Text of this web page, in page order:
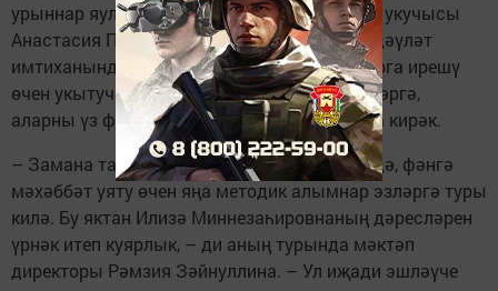
урыннар яулыйлар. Былтыр 11нче сыйныф укучысы
Анастасия Позднева тарих буенча бердәм дәүләт
имтиханында 100 балл җыйды. Бу уңышларга ирешү
өчен укытучыга балалар белән бик күп эшләргә,
аларны үз фәнеңә тарту өчен күп көч куярга кирәк.
– Замана таләбе шул: теләсәң, теләмәсәң дә, фәнгә
мәхәббәт уяту өчен яңа методик алымнар эзләргә туры
килә. Бу яктан Илизә Миннезаһировнаның дәресләрен
үрнәк итеп куярлык, – ди аның турында мәктәп
директоры Рәмзия Зәйнуллина. – Ул иҗади эшләүче